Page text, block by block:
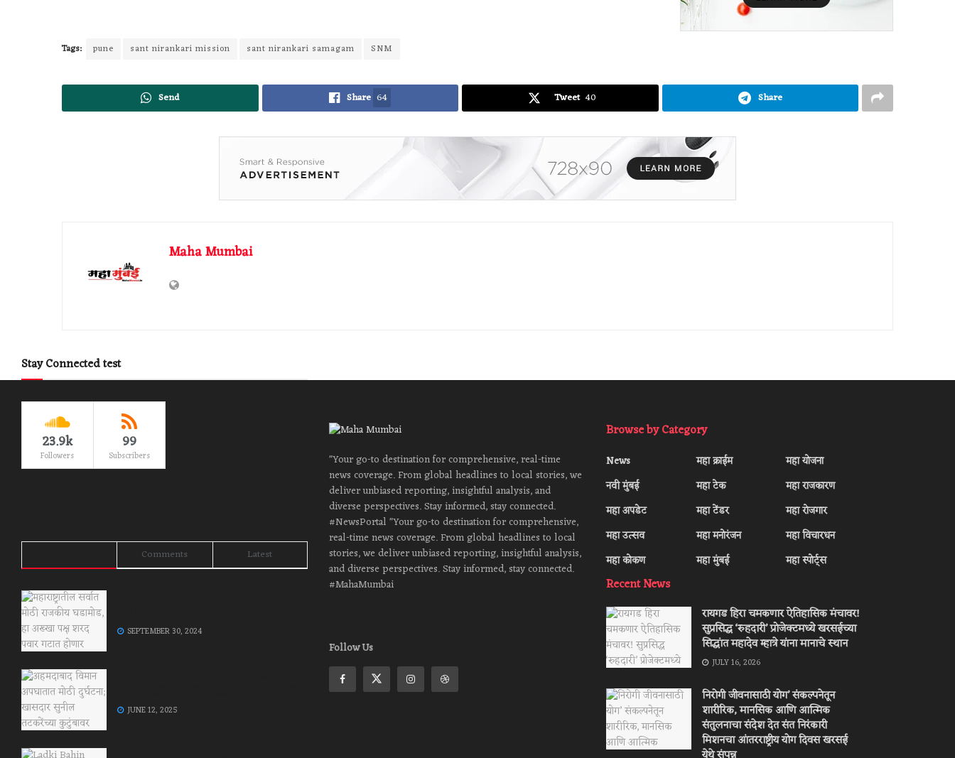
Tags: pune sant nirankari mission sant nirankari samagam SNM
Send Share 64 Tweet 40 Share
Maha Mumbai
Stay Connected test
23.9k
Followers
99
Subscribers
Comments Latest
SEPTEMBER 30, 2024
JUNE 12, 2025
"Your go-to destination for comprehensive, real-time
news coverage. From global headlines to local stories, we
deliver unbiased reporting, insightful analysis, and
diverse perspectives. Stay informed, stay connected.
#NewsPortal "Your go-to destination for comprehensive,
real-time news coverage. From global headlines to local
stories, we deliver unbiased reporting, insightful analysis,
and diverse perspectives. Stay informed, stay connected.
#MahaMumbai
Follow Us
Browse by Category
News
नवी मुंबई
महा अपडेट
महा उत्सव
महा कोकण
महा क्राईम
महा टेक
महा टेंडर
महा मनोरंजन
महा मुंबई
महा योजना
महा राजकारण
महा रोजगार
महा विचारधन
महा स्पोर्ट्स
Recent News
रायगड हिरा चमकणार ऐतिहासिक मंचावर!
सुप्रसिद्ध ‘रुहदारी’ प्रोजेक्टमध्ये खरसईच्या
सिद्धांत महादेव म्हात्रे यांना मानाचे स्थान
JULY 16, 2026
निरोगी जीवनासाठी योग’ संकल्पनेतून
शारीरिक, मानसिक आणि आत्मिक
संतुलनाचा संदेश देत संत निरंकारी
मिशनचा आंतरराष्ट्रीय योग दिवस खरसई